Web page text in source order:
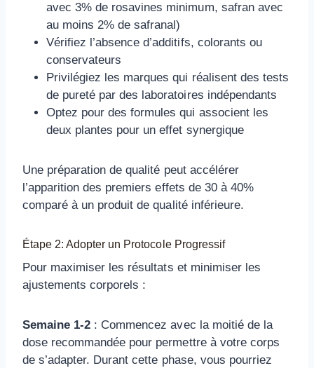
avec 3% de rosavines minimum, safran avec
au moins 2% de safranal)
Vérifiez l’absence d’additifs, colorants ou
conservateurs
Privilégiez les marques qui réalisent des tests
de pureté par des laboratoires indépendants
Optez pour des formules qui associent les
deux plantes pour un effet synergique
Une préparation de qualité peut accélérer
l’apparition des premiers effets de 30 à 40%
comparé à un produit de qualité inférieure.
Étape 2: Adopter un Protocole Progressif
Pour maximiser les résultats et minimiser les
ajustements corporels :
Semaine 1-2 : Commencez avec la moitié de la
dose recommandée pour permettre à votre corps
de s’adapter. Durant cette phase, vous pourriez